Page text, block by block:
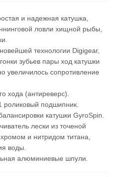
и надежная катушка,
ловли хищной рыбы,
технологии Digigear,
зубьев пары ход катушки
увеличилось сопротивление
хода (антиреверс).
подшипник.
катушки GyroSpin.
лески из точеной
и нитридом титана,
воды.
алюминиевые шпули.